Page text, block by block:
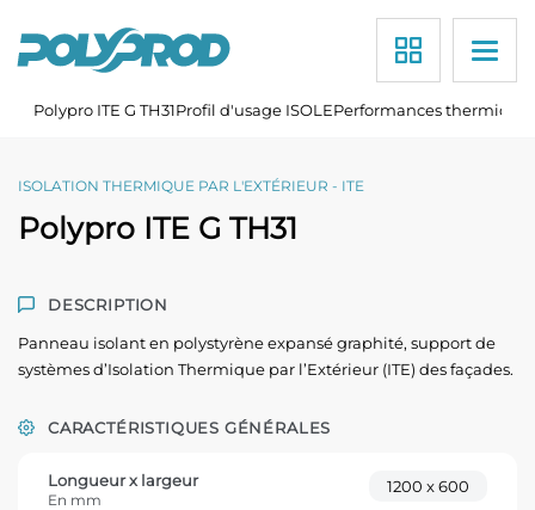
content
Polypro ITE G TH31Profil d'usage ISOLEPerformances
ISOLATION THERMIQUE PAR L'EXTÉRIEUR - ITE
Polypro ITE G TH31
DESCRIPTION
Panneau isolant en polystyrène expansé graphité, support de
systèmes d’Isolation Thermique par l’Extérieur (ITE) des façades.
CARACTÉRISTIQUES GÉNÉRALES
Longueur x largeur
En mm
1200 x 600